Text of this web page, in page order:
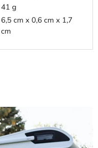
41 g
6,5 cm x 0,6 cm x 1,7
cm